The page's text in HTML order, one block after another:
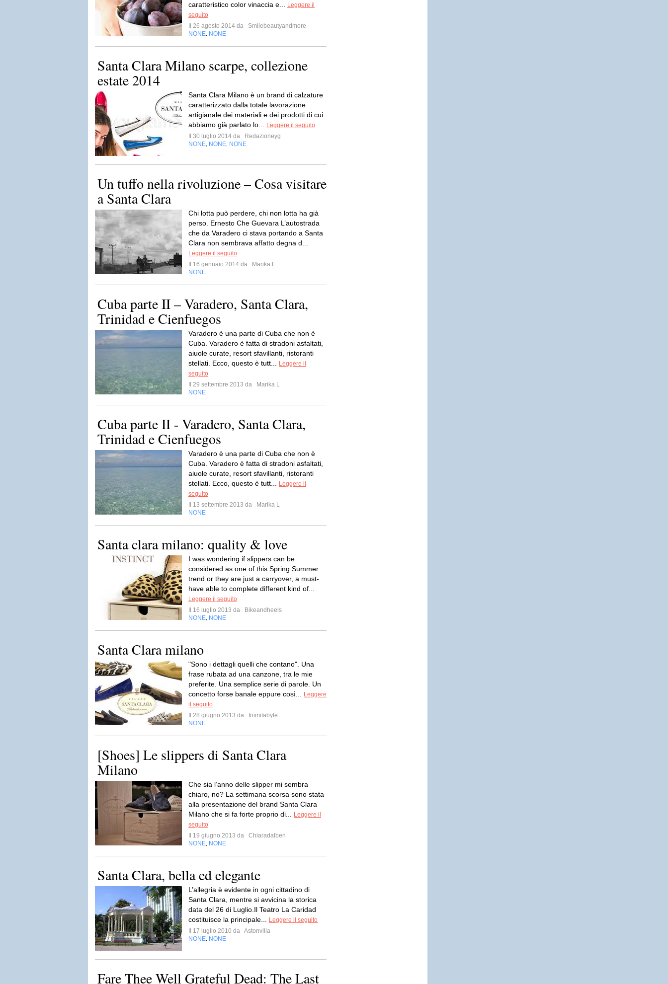
caratteristico color vinaccia e...
Leggere il
seguito
Il 26 agosto 2014 da
Smilebeautyandmore
NONE NONE
Santa Clara Milano scarpe, collezione
estate 2014
Santa Clara Milano è un brand di calzature
caratterizzato dalla totale lavorazione
artigianale dei materiali e dei prodotti di cui
abbiamo già parlato lo...
Leggere il seguito
Il 30 luglio 2014 da
Redazioneyg
NONE NONE NONE
Un tuffo nella rivoluzione – Cosa visitare
a Santa Clara
Chi lotta può perdere, chi non lotta ha già
perso. Ernesto Che Guevara L’autostrada
che da Varadero ci stava portando a Santa
Clara non sembrava affatto degna d...
Leggere il seguito
Il 16 gennaio 2014 da
Marika L
NONE
Cuba parte II – Varadero, Santa Clara,
Trinidad e Cienfuegos
Varadero è una parte di Cuba che non è
Cuba. Varadero è fatta di stradoni asfaltati,
aiuole curate, resort sfavillanti, ristoranti
stellati. Ecco, questo è tutt...
Leggere il
seguito
Il 29 settembre 2013 da
Marika L
NONE
Cuba parte II - Varadero, Santa Clara,
Trinidad e Cienfuegos
Varadero è una parte di Cuba che non è
Cuba. Varadero è fatta di stradoni asfaltati,
aiuole curate, resort sfavillanti, ristoranti
stellati. Ecco, questo è tutt...
Leggere il
seguito
Il 13 settembre 2013 da
Marika L
NONE
Santa clara milano: quality & love
I was wondering if slippers can be
considered as one of this Spring Summer
trend or they are just a carryover, a must-
have able to complete different kind of...
Leggere il seguito
Il 16 luglio 2013 da
Bikeandheels
NONE NONE
Santa Clara milano
"Sono i dettagli quelli che contano". Una
frase rubata ad una canzone, tra le mie
preferite. Una semplice serie di parole. Un
concetto forse banale eppure così...
Leggere
il seguito
Il 28 giugno 2013 da
Inimitabyle
NONE
[Shoes] Le slippers di Santa Clara
Milano
Che sia l’anno delle slipper mi sembra
chiaro, no? La settimana scorsa sono stata
alla presentazione del brand Santa Clara
Milano che si fa forte proprio di...
Leggere il
seguito
Il 19 giugno 2013 da
Chiaradalben
NONE NONE
Santa Clara, bella ed elegante
L’allegria è evidente in ogni cittadino di
Santa Clara, mentre si avvicina la storica
data del 26 di Luglio.Il Teatro La Caridad
costituisce la principale...
Leggere il seguito
Il 17 luglio 2010 da Astonvilla
NONE NONE
Fare Thee Well Grateful Dead: The Last